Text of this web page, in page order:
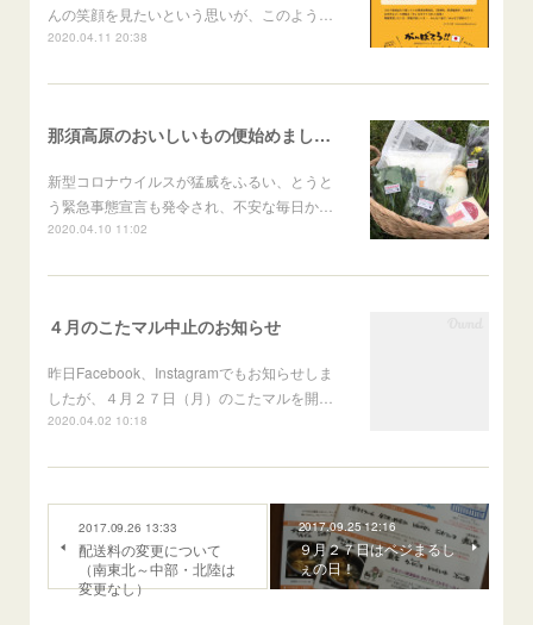
んの笑顔を見たいという思いが、このよう…
2020.04.11 20:38
那須高原のおいしいもの便始めました！
新型コロナウイルスが猛威をふるい、とうと
う緊急事態宣言も発令され、不安な毎日か…
2020.04.10 11:02
４月のこたマル中止のお知らせ
昨日Facebook、Instagramでもお知らせしま
したが、４月２７日（月）のこたマルを開…
2020.04.02 10:18
2017.09.26 13:33
配送料の変更について
（南東北～中部・北陸は
変更なし）
2017.09.25 12:16
９月２７日はベジまるし
ぇの日！